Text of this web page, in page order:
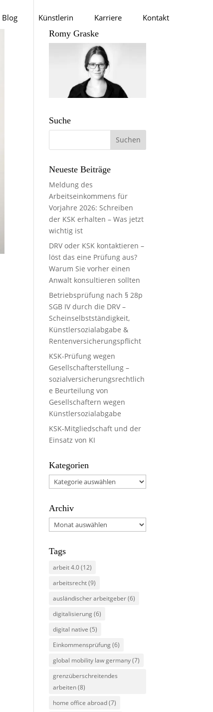
Blog Künstlerin Karriere Kontakt
Romy Graske
Suche
Neueste Beiträge
Meldung des
Arbeitseinkommens für
Vorjahre 2026: Schreiben
der KSK erhalten – Was jetzt
wichtig ist
DRV oder KSK kontaktieren –
löst das eine Prüfung aus?
Warum Sie vorher einen
Anwalt konsultieren sollten
Betriebsprüfung nach § 28p
SGB IV durch die DRV –
Scheinselbstständigkeit,
Künstlersozialabgabe &
Rentenversicherungspflicht
KSK-Prüfung wegen
Gesellschafterstellung –
sozialversicherungsrechtlich
e Beurteilung von
Gesellschaftern wegen
Künstlersozialabgabe
KSK-Mitgliedschaft und der
Einsatz von KI
Kategorien
Kategorien
Archiv
Archiv
Tags
arbeit 4.0(12)
arbeitsrecht(9)
ausländischer arbeitgeber(6)
digitalisierung(6)
digital native (5)
Einkommensprüfung(6)
global mobility law germany(7)
grenzüberschreitendes
arbeiten(8)
home office abroad(7)